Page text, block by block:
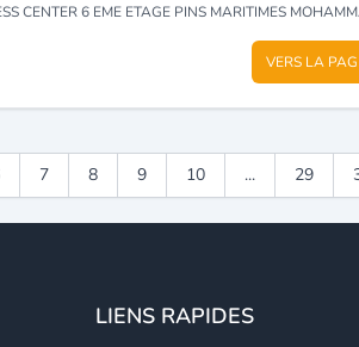
6 EME ETAGE PINS MARITIMES MOHAMMADIA -
VERS LA
7 8 9 10 ... 29
LIENS RAPIDES